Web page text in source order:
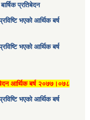
प्रतिबेदन
भएको आर्थिक बर्ष
भएको आर्थिक बर्ष
आर्थिक बर्ष २०७७।०७८
भएको आर्थिक बर्ष